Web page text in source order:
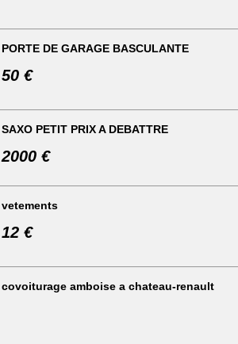
PORTE DE GARAGE BASCULANTE
50 €
SAXO PETIT PRIX A DEBATTRE
2000 €
vetements
12 €
covoiturage amboise a chateau-renault